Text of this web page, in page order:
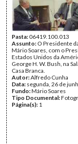
Pasta:06419.100.013
Assunto: O Presidente
Mário Soares, com o
Estados Unidos da
George H. W. Bush, na
Casa Branca.
Autor:Alfredo Cunha
Data: segunda, 26 de
Fundo:Mário Soares
Tipo Documental:
Página(s): 1